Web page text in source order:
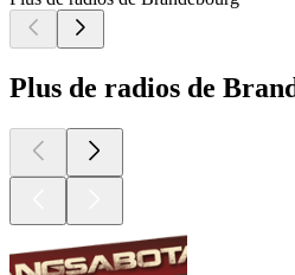
Plus de radios de